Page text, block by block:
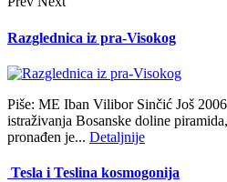
Razglednica iz pra-Visokog
Piše: ME Iban Vilibor Sinčić Još
istraživanja Bosanske doline
pronađen je... Detaljnije
Tesla i Teslina kosmogonija